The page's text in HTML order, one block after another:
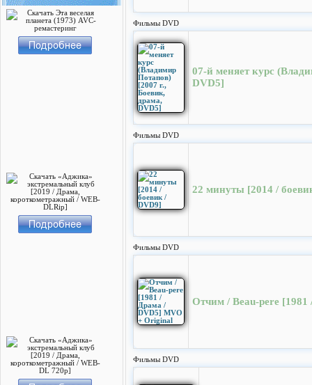
Фильмы DVD
07-й меняет курс
DVD5]
Фильмы DVD
22 минуты [2014 /
Фильмы DVD
Отчим / Beau-pеre
Фильмы DVD